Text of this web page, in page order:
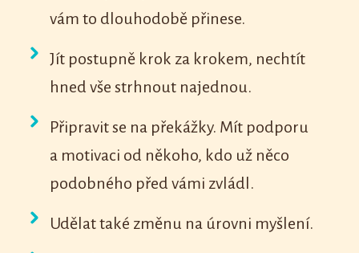
vám to dlouhodobě přinese.
Jít postupně krok za krokem, nechtít
hned vše strhnout najednou.
Připravit se na překážky. Mít podporu
a motivaci od někoho, kdo už něco
podobného před vámi zvládl.
Udělat také změnu na úrovni myšlení.